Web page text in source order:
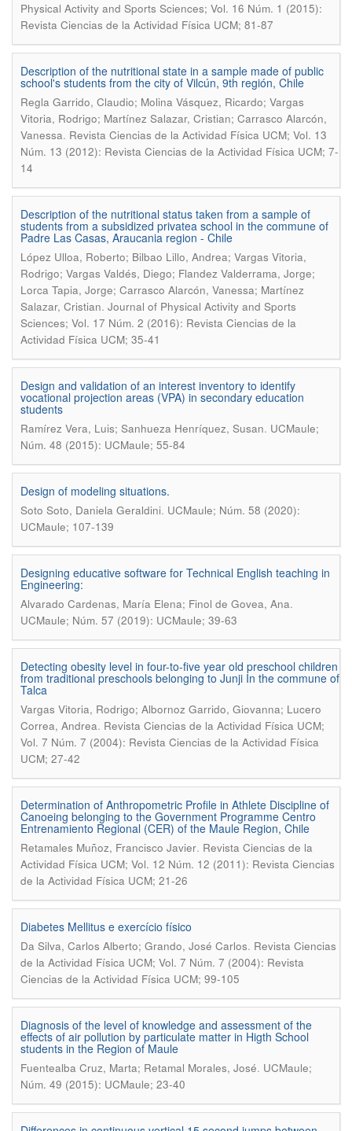
Physical Activity and Sports Sciences; Vol. 16 Núm. 1 (2015):
Revista Ciencias de la Actividad Física UCM; 81-87
Description of the nutritional state in a sample made of public
school's students from the city of Vilcún, 9th región, Chile
Regla Garrido, Claudio; Molina Vásquez, Ricardo; Vargas
Vitoria, Rodrigo; Martínez Salazar, Cristian; Carrasco Alarcón,
Vanessa. Revista Ciencias de la Actividad Física UCM; Vol. 13
Núm. 13 (2012): Revista Ciencias de la Actividad Física UCM; 7-
14
Description of the nutritional status taken from a sample of
students from a subsidized privatea school in the commune of
Padre Las Casas, Araucania region - Chile
López Ulloa, Roberto; Bilbao Lillo, Andrea; Vargas Vitoria,
Rodrigo; Vargas Valdés, Diego; Flandez Valderrama, Jorge;
Lorca Tapia, Jorge; Carrasco Alarcón, Vanessa; Martínez
Salazar, Cristian. Journal of Physical Activity and Sports
Sciences; Vol. 17 Núm. 2 (2016): Revista Ciencias de la
Actividad Física UCM; 35-41
Design and validation of an interest inventory to identify
vocational projection areas (VPA) in secondary education
students
Ramírez Vera, Luis; Sanhueza Henríquez, Susan. UCMaule;
Núm. 48 (2015): UCMaule; 55-84
Design of modeling situations.
Soto Soto, Daniela Geraldini. UCMaule; Núm. 58 (2020):
UCMaule; 107-139
Designing educative software for Technical English teaching in
Engineering:
Alvarado Cardenas, María Elena; Finol de Govea, Ana.
UCMaule; Núm. 57 (2019): UCMaule; 39-63
Detecting obesity level in four-to-five year old preschool children
from traditional preschools belonging to Junji In the commune of
Talca
Vargas Vitoria, Rodrigo; Albornoz Garrido, Giovanna; Lucero
Correa, Andrea. Revista Ciencias de la Actividad Física UCM;
Vol. 7 Núm. 7 (2004): Revista Ciencias de la Actividad Física
UCM; 27-42
Determination of Anthropometric Profile in Athlete Discipline of
Canoeing belonging to the Government Programme Centro
Entrenamiento Regional (CER) of the Maule Region, Chile
Retamales Muñoz, Francisco Javier. Revista Ciencias de la
Actividad Física UCM; Vol. 12 Núm. 12 (2011): Revista Ciencias
de la Actividad Física UCM; 21-26
Diabetes Mellitus e exercício físico
Da Silva, Carlos Alberto; Grando, José Carlos. Revista Ciencias
de la Actividad Física UCM; Vol. 7 Núm. 7 (2004): Revista
Ciencias de la Actividad Física UCM; 99-105
Diagnosis of the level of knowledge and assessment of the
effects of air pollution by particulate matter in Higth School
students in the Region of Maule
Fuentealba Cruz, Marta; Retamal Morales, José. UCMaule;
Núm. 49 (2015): UCMaule; 23-40